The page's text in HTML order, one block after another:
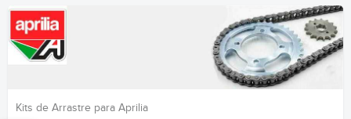
Kits de Arrastre para Aprilia